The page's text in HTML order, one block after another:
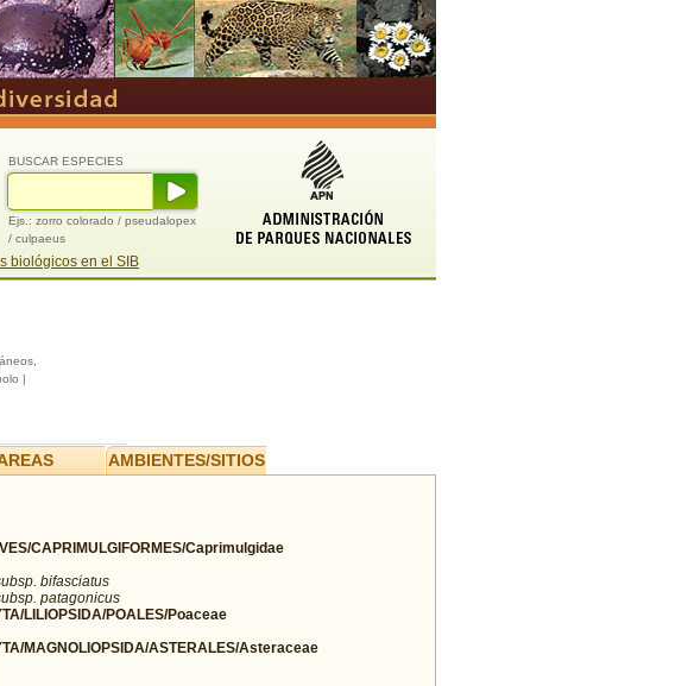
BUSCAR ESPECIES
Ejs.: zorro colorado / pseudalopex
/ culpaeus
biológicos en el SIB
|
AMBIENTES/SITIOS
CAPRIMULGIFORMES/Caprimulgidae
bifasciatus
patagonicus
LILIOPSIDA/POALES/Poaceae
MAGNOLIOPSIDA/ASTERALES/Asteraceae